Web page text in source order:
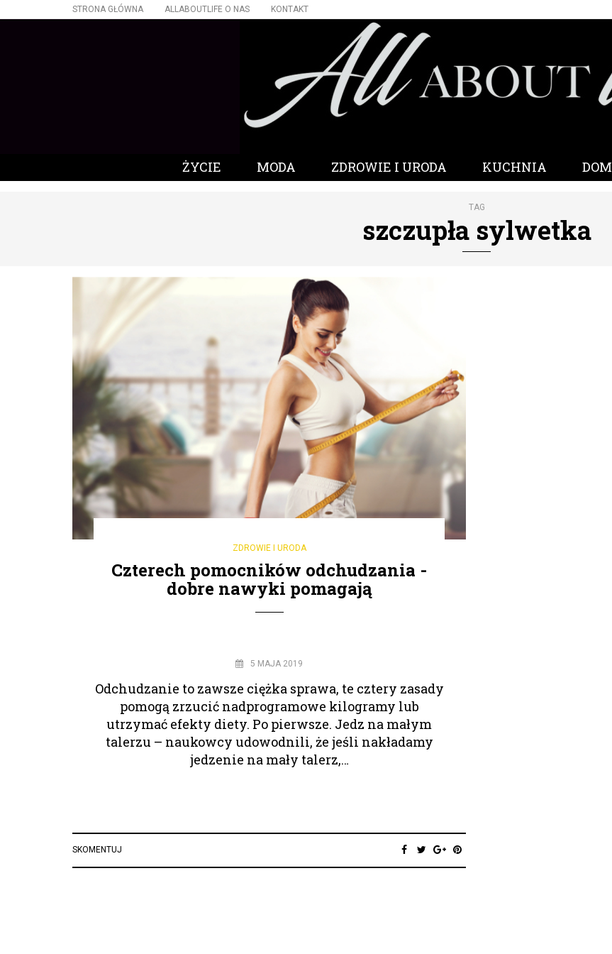
STRONA GŁÓWNA ALLABOUTLIFE O NAS KONTAKT
ŻYCIE MODA ZDROWIE I URODA KUCHNIA DOM
TAG
szczupła sylwetka
ZDROWIE I URODA
Czterech pomocników odchudzania -
dobre nawyki pomagają
5 MAJA 2019
Odchudzanie to zawsze ciężka sprawa, te cztery zasady
pomogą zrzucić nadprogramowe kilogramy lub
utrzymać efekty diety. Po pierwsze. Jedz na małym
talerzu – naukowcy udowodnili, że jeśli nakładamy
jedzenie na mały talerz,…
SKOMENTUJ